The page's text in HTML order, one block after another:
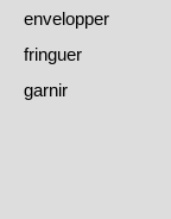
envelopper
fringuer
garnir